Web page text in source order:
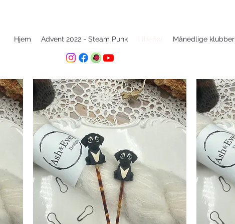
Hjem Advent 2022 - Steam Punk Månedlige klubber